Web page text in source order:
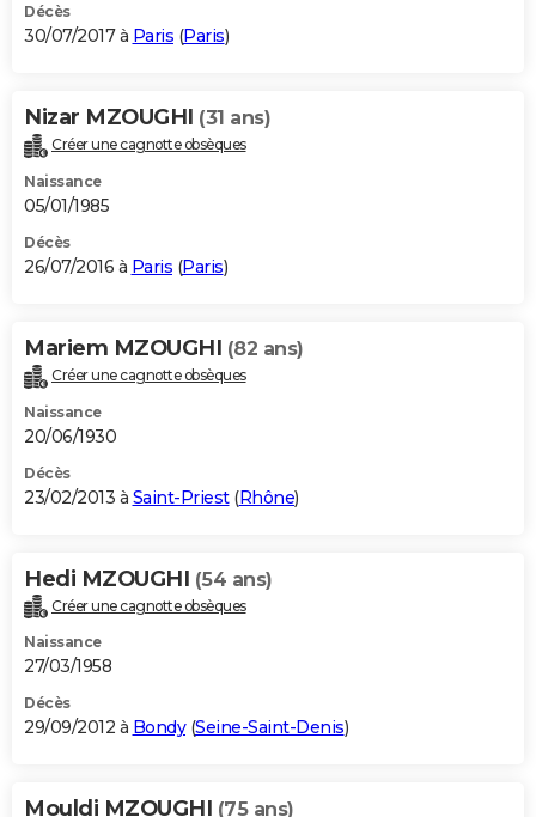
Décès
30/07/2017 à Paris (Paris)
Nizar MZOUGHI (31 ans)
Créer une cagnotte obsèques
Naissance
05/01/1985
Décès
26/07/2016 à Paris (Paris)
Mariem MZOUGHI (82 ans)
Créer une cagnotte obsèques
Naissance
20/06/1930
Décès
23/02/2013 à Saint-Priest(Rhône)
Hedi MZOUGHI (54 ans)
Créer une cagnotte obsèques
Naissance
27/03/1958
Décès
29/09/2012 à Bondy(Seine-Saint-Denis)
Mouldi MZOUGHI (75 ans)